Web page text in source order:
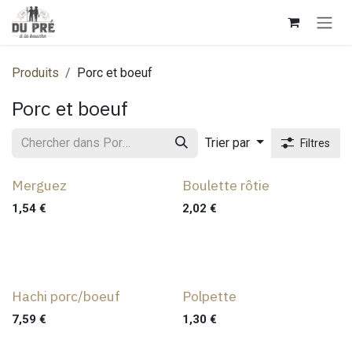
Se rendre au contenu
Produits Porc et boeuf
Porc et boeuf
Trier par Filtres
Merguez
1,54 €
Boulette rôtie
2,02 €
Hachi porc/boeuf
7,59 €
Polpette
1,30€